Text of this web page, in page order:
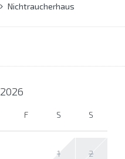
Nichtraucherhaus
2026
F S S
1 2